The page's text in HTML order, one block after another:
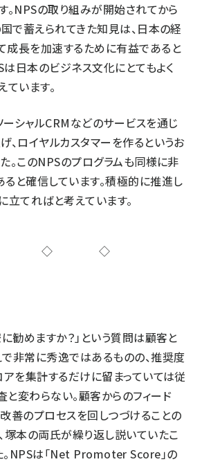
。NPSの取り組みが開始されてから
で蓄えられてきた知見は、日本の経
成長を加速するために有益であると
は日本のビジネス文化にとてもよく
ています。
シャルCRMなどのサービスを通じ
、ロイヤルカスタマーを作るというお
。このNPSのプログラムも同様に非
と確信しています。積極的に推進し
立てればと考えています。
勧めますか？」という質問は顧客と
非常に秀逸ではあるものの、推奨度
を集計するだけに留まっていては従
変わらない。顧客からのフィード
善のプロセスを回しつづけることの
塚本の両氏が繰り返し説いていたこ
。NPSは「Net Promoter Score」の